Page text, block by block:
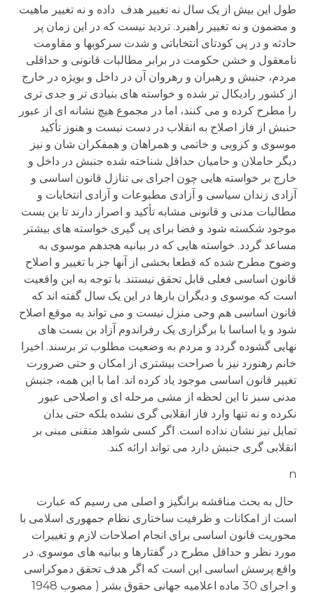
طول این بیش از یک سال نه تغییر هدف داده و نه تغییر ماهیت
و مضمون و نه تغییر راهبرد. تردید نیست که در این زمان پر
حادثه و در پی کودتای انتخاباتی و شدت سرکوبها و مقاومت
نامعقول و خشن حکومت در برابر مطالبات قانونی و حداقلی
مردم، جنبش و رهبران و رهروان آن در داخل و بویژه در خارج
از کشور رادیکال تر شده و خواسته های بنیادی تر و جدی تری
را مطرح کرده و می کنند، اما در مجموع هیچ نشانه ای از عبور
حنبش از فاز اصلاح به انقلاب در دست نیست و هنوز تأکید
موسوی و کروبی و خاتمی و همراهان و همفکران شان و نیز
دیگر حاملان و حامیان حداقل شناخته شده جنبش در داخل و
خارج بر خواسته هایی چون اجرای بی تنازل قانون اساسی و
آزادی زندان سیاسی و آزادی مطبوعات و آزادی انتخابات و
مطالبات مدنی و قانونی مشابه تأکید و اصرار دارند تا بن بست
موجود شکسته شود و فضا برای پی گیری خواسته های بیشتر
مساعد گردد. خواسته هایی که در بیانیه هجدهم موسوی به
وضوح مطرح شده که قطعا بخشی از آنها جز با تغییر و اصلاح
قانون اساسی فعلی قابل تحقق نیستند. با توجه به این واقعیت
است که موسوی و دیگران بارها در این یک سال گفته اند که
قانون اساسی هم وحی منزل نیست و می تواند به موقع اصلاح
شود و یا اساسا با برگزاری یک رفراندوم آزاد بن بست های
نهایی گشوده گردد و مردم به وضعیت مطلوب تر برسند. اخیرا
خانم رهنورد نیز با صراحت بیشتری از امکان و حتی ضرورت
تغییر قانون اساسی موجود یاد کرده اند. اما با این همه، جنبش
مدنی سبز تا این لحظه از مشی مرحله ای و اصلاحی عبور
نکرده و نه تنها وارد فاز انقلابی گری نشده بلکه حتی بدان
تمایل نیز نشان نداده است. اگر کسی شواهد متقنی مبنی بر
انقلابی گری جنبش دارد می تواند ارائه کند.
n
حال به بحث مناقشه برانگیز و اصلی می رسیم که عبارت
است از امکانات و ظرفیت ساختاری نظام جمهوری اسلامی با
محوریت قانون اساسی برای انجام اصلاحات لازم و تغییرات
مورد نظر و حداقل مطرح در گفتارها و بیانیه های موسوی. در
واقع پرسش اساسی این است که اگر هدف تحقق دموکراسی
و اجرای 30 ماده اعلامیه جهانی حقوق بشر ( مصوب 1948